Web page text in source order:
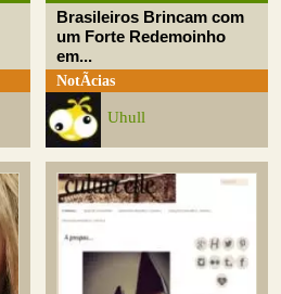
Brasileiros Brincam com
um Forte Redemoinho
em...
NotÃ­cias
Uhull